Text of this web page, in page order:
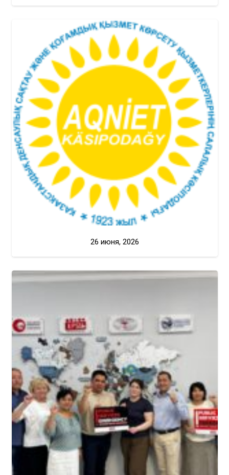
26 июня, 2026